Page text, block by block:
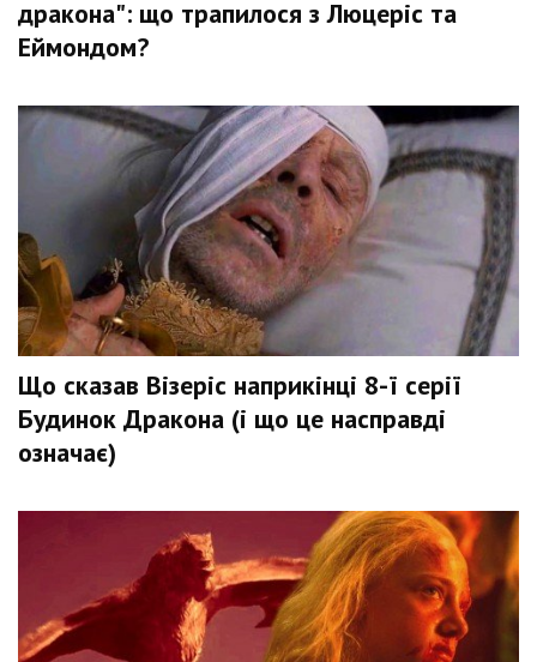
дракона": що трапилося з Люцеріс та
Еймондом?
Що сказав Візеріс наприкінці 8-ї серії
Будинок Дракона (і що це насправді
означає)